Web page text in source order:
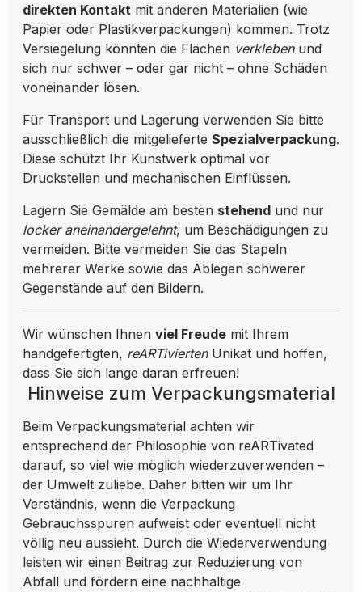
direkten Kontakt mit anderen Materialien (wie
Papier oder Plastikverpackungen) kommen. Trotz
Versiegelung könnten die Flächen verklebenund
sich nur schwer – oder gar nicht – ohne Schäden
voneinander lösen.
Für Transport und Lagerung verwenden Sie bitte
ausschließlich die mitgelieferte Spezialverpackung.
Diese schützt Ihr Kunstwerk optimal vor
Druckstellen und mechanischen Einflüssen.
Lagern Sie Gemälde am besten stehend und nur
locker aneinandergelehnt, um Beschädigungen zu
vermeiden. Bitte vermeiden Sie das Stapeln
mehrerer Werke sowie das Ablegen schwerer
Gegenstände auf den Bildern.
Wir wünschen Ihnen viel Freude mit Ihrem
handgefertigten, reARTiviertenUnikat und hoffen,
dass Sie sich lange daran erfreuen!
Hinweise zum Verpackungsmaterial
Beim Verpackungsmaterial achten wir
entsprechend der Philosophie von reARTivated
darauf, so viel wie möglich wiederzuverwenden –
der Umwelt zuliebe. Daher bitten wir um Ihr
Verständnis, wenn die Verpackung
Gebrauchsspuren aufweist oder eventuell nicht
völlig neu aussieht. Durch die Wiederverwendung
leisten wir einen Beitrag zur Reduzierung von
Abfall und fördern eine nachhaltige